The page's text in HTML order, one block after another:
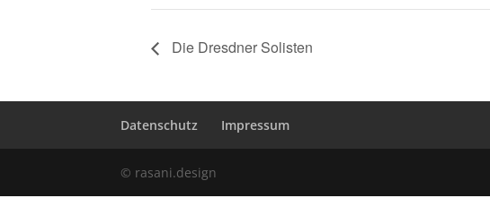
Die Dresdner Solisten
Datenschutz Impressum
© rasani.design